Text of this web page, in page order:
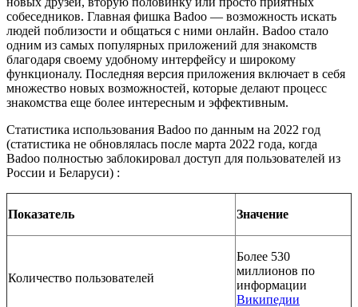
собеседников. Главная фишка Badoo — возможность искать
людей поблизости и общаться с ними онлайн. Badoo стало
одним из самых популярных приложений для знакомств
благодаря своему удобному интерфейсу и широкому
функционалу. Последняя версия приложения включает в себя
множество новых возможностей, которые делают процесс
знакомства еще более интересным и эффективным.
Статистика использования Badoo по данным на 2022 год
(статистика не обновлялась после марта 2022 года, когда
Badoo полностью заблокировал доступ для пользователей из
России и Беларуси) :
Показатель Значение
Количество пользователей
Более 530
миллионов по
информации
Википедии